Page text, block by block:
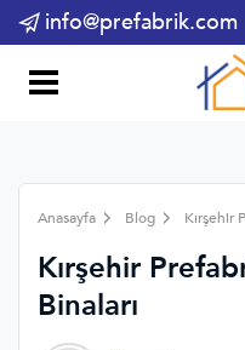
info@prefabrik.com
Anasayfa Blog Kırşehir
Kırşehir
Binaları